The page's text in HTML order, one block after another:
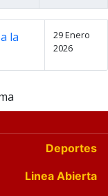
la
29 Enero
2026
Deportes
Linea Abierta